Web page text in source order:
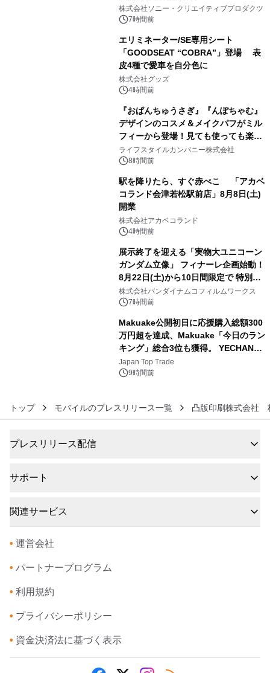
株式会社ソニー・クリエイティブプロダクツ
7時間前
エリミネーター/SE専用シート
「GOODSEAT “COBRA”」登場 表
皮4種で愛車を自分色に
株式会社グッズ
4時間前
『おぱんちゅうさぎ』『んぽちゃむ』
デザインのコスメ＆メイクパフがミル
フィーから登場！見ても使っても楽し
い、ポップでキュートなコレクショ
ン。
ライフスタイルカンパニー株式会社
8時間前
駅を降りたら、すぐ赤べこ 「アカベ
コランド会津若松駅前店」8月8日(土)
開業
株式会社アカベコランド
4時間前
展示終了を迎える「実物大ユニコーン
ガンダム立像」 フィナーレ企画始動！
8月22日(土)から10日間限定で 特別映
像『UNICORN GUNDAM Statue ―
BEYOND POSSIBILITY ―』を上映！
株式会社バンダイナムコフィルムワークス
7時間前
Makuake公開初日に応援購入総額300
万円超を達成、Makuake「今日のラン
キング」総合3位も獲得。 YECHAN音
浴シンギングボウル第2弾の大型サイ
ズ（XL・2XL・3XL）を先行販売中
Japan Top Trade
9時間前
トップ モバイルのプレスリリース一覧 凸版印刷株式会社
プレスリリース配信
サポート
関連サービス
• 運営会社
• パートナープログラム
• 利用規約
• プライバシーポリシー
• 資金決済法に基づく表示